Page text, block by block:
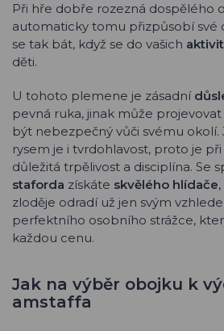
Při hře dobře rozezná dospělého
automaticky tomu přizpůsobí své
se tak bát, když se do vašich
děti.
U tohoto plemene je zásadní
pevná ruka, jinak může
být nebezpečný vůči svému
rysem je i tvrdohlavost, proto je při
důležitá trpělivost a disciplína. Se
staforda získáte skvělého hlídače
zloděje odradí už jen svým
perfektního osobního strážce,
každou cenu.
Jak na výběr obojku k
amstaffa